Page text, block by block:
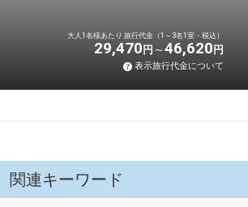
大人1名様あたり 旅行代金（1～3名1室・税込）
29,470 円 46,620 円
表示旅行代金について
関連キーワード